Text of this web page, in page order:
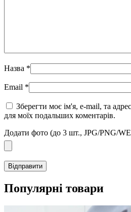
Назва *
Email *
Зберегти моє ім'я, e-mail, та
для моїх подальших коментарів.
Додати фото (до 3 шт., JPG/PNG/
Популярні товари